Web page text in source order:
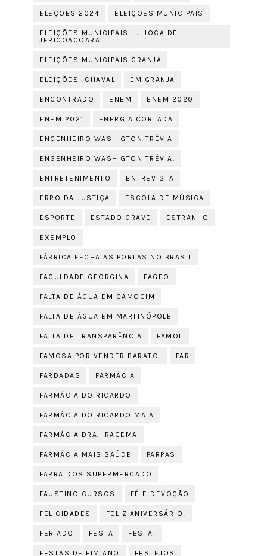
ELEÇÕES 2024 ELEIÇÕES MUNICIPAIS
ELEIÇÕES MUNICIPAIS - JIJOCA DE
JERICOACOARA
ELEIÇÕES MUNICIPAIS GRANJA
ELEIÇÕES- CHAVAL EM GRANJA
ENCONTRADO ENEM ENEM 2020
ENEM 2021 ENERGIA CORTADA
ENGENHEIRO WASHIGTON TRÉVIA
ENGENHEIRO WASHIGTON TRÉVIA.
ENTRETENIMENTO ENTREVISTA
ERRO DA JUSTIÇA ESCOLA DE MÚSICA
ESPORTE ESTADO GRAVE ESTRANHO
EXEMPLO
FÁBRICA FECHA AS PORTAS NO BRASIL
FACULDADE GEORGINA FAGEO
FALTA DE ÁGUA EM CAMOCIM
FALTA DE ÁGUA EM MARTINÓPOLE
FALTA DE TRANSPARÊNCIA FAMOL
FAMOSA POR VENDER BARATO. FAR
FARDADAS FARMÁCIA
FARMÁCIA DO RICARDO
FARMÁCIA DO RICARDO MAIA
FARMÁCIA DRA. IRACEMA
FARMÁCIA MAIS SAÚDE FARPAS
FARRA DOS SUPERMERCADO
FAUSTINO CURSOS FÉ E DEVOÇÃO
FELICIDADES FELIZ ANIVERSÁRIO!
FERIADO FESTA FESTA!
FESTAS DE FIM ANO FESTEJOS